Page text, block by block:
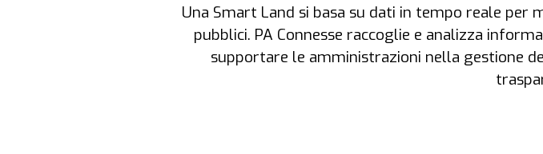
Una Smart Land si basa su dati in tempo reale
pubblici. PA Connesse raccoglie e analizza
supportare le amministrazioni nella gestione